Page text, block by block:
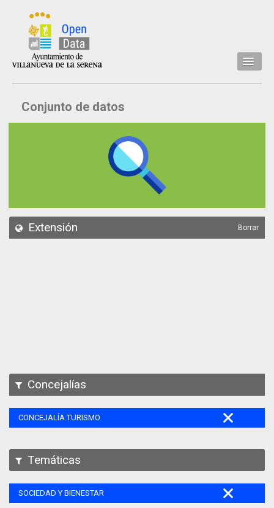
Inicio
Datos
API
Conjunto de datos
Extensión Borrar
Concejalías
CONCEJALÍA TURISMO
Temáticas
SOCIEDAD Y BIENESTAR